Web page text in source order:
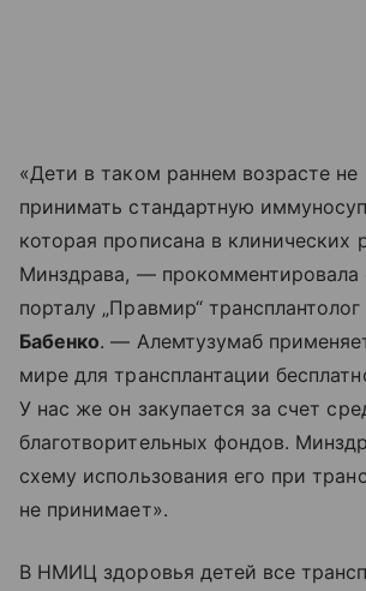
«Дети в таком раннем возрасте не
принимать стандартную
которая прописана в клинических
Минздрава, — прокомментировала
порталу „Правмир“ трансплантолог
Бабенко. — Алемтузумаб
мире для трансплантации
У нас же он закупается за счет
благотворительных фондов.
схему использования его при
не принимает».
В НМИЦ здоровья детей все